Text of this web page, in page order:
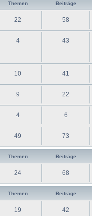
Themen Beiträge
22 58
4 43
10 41
9 22
4 6
49 73
Themen Beiträge
24 68
Themen Beiträge
19 42